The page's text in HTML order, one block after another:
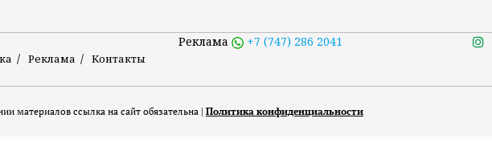
Реклама Контакты
Реклама +7 (747) 286 2041
материалов ссылка на сайт обязательна | Политика конфиденциальности